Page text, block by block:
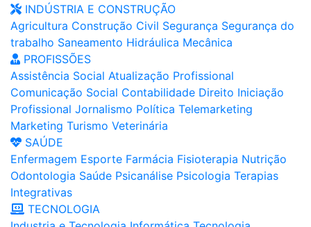
INDÚSTRIA E CONSTRUÇÃO
Agricultura Construção Civil Segurança Segurança do
trabalho Saneamento Hidráulica Mecânica
PROFISSÕES
Assistência Social Atualização Profissional
Comunicação Social Contabilidade Direito Iniciação
Profissional Jornalismo Política Telemarketing
Marketing Turismo Veterinária
SAÚDE
Enfermagem Esporte Farmácia Fisioterapia Nutrição
Odontologia Saúde Psicanálise Psicologia Terapias
Integrativas
TECNOLOGIA